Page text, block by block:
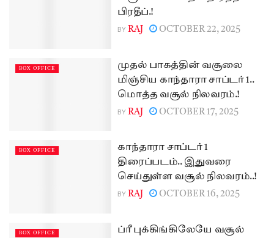
பிரதீப்.!
BY RAJ OCTOBER 22, 2025
BOX OFFICE
முதல் பாகத்தின் வசூலை
மிஞ்சிய காந்தாரா சாப்டர் 1..
மொத்த வசூல் நிலவரம்.!
BY RAJ OCTOBER 17, 2025
BOX OFFICE
காந்தாரா சாப்டர் 1
திரைப்படம்.. இதுவரை
செய்துள்ள வசூல் நிலவரம்..!
BY RAJ OCTOBER 16, 2025
BOX OFFICE
ப்ரீ புக்கிங்கிலேயே வசூல்